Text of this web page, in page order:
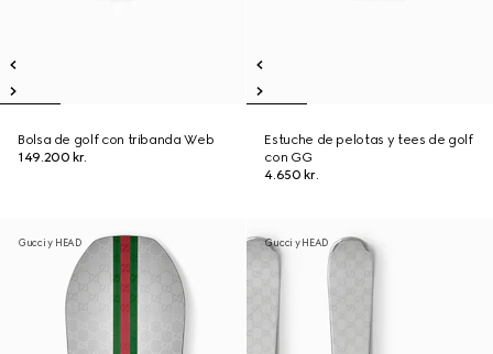
Bolsa de golf con tribanda Web
149.200 kr.
Estuche de pelotas y tees de golf
con GG
4.650 kr.
Gucci y HEAD Gucci y HEAD